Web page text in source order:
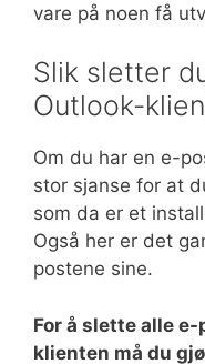
vare på noen få
Slik sletter
Outlook-
Om du har en e-
stor sjanse for at
som da er et
Også her er det
postene sine.
For å slette alle
klienten må du